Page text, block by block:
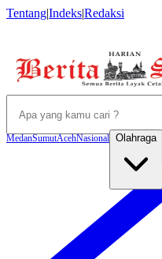
Tentang|Indeks|Redaksi
MedanSumutAcehNasional Olahraga